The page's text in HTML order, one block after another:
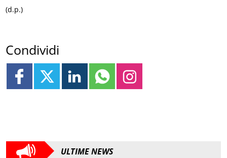
(d.p.)
Condividi
ULTIME NEWS